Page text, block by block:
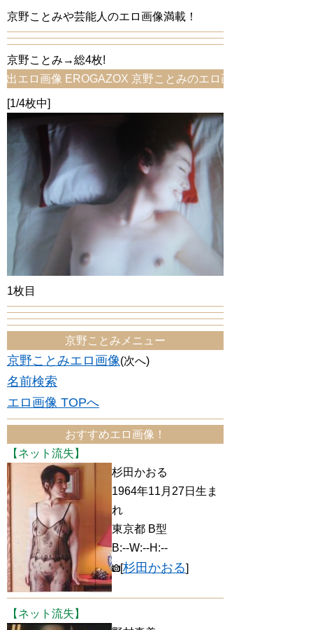
京野ことみや芸能人のエロ画像満載！
京野ことみ→総4枚!
像 EROGAZOX 京野ことみのエロ画像をお探しならコチ
[1/4枚中]
1枚目
京野ことみメニュー
京野ことみエロ画像(次へ)
名前検索
エロ画像 TOPへ
おすすめエロ画像！
【ネット流失】
杉田かおる
1964年11月27日生ま
れ
東京都 B型
B:--W:--H:--
[杉田かおる]
【ネット流失】